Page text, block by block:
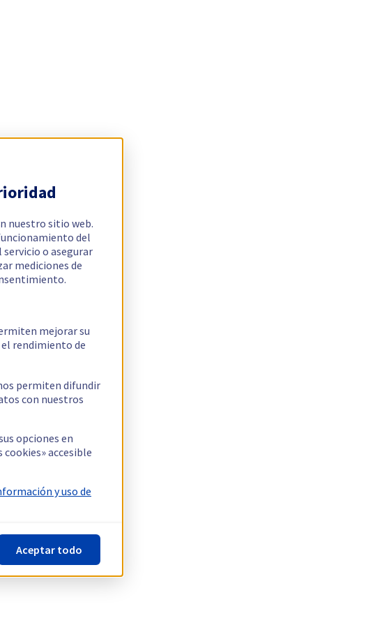
nuestro sitio web.
del
o asegurar
mediciones de
mejorar su
el rendimiento de
permiten difundir
con nuestros
opciones en
accesible
y uso de
Aceptar todo